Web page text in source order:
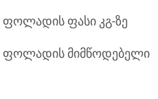
ფასი კგ-ზე
ფოლადის მიმწოდებელი